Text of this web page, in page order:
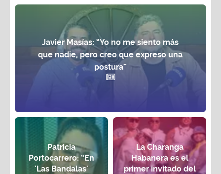
Javier Masías: “Yo no me siento más
que nadie, pero creo que expreso una
postura”
Patricia
Portocarrero: “En
'Las Bandalas'
La Charanga
Habanera es el
primer invitado del